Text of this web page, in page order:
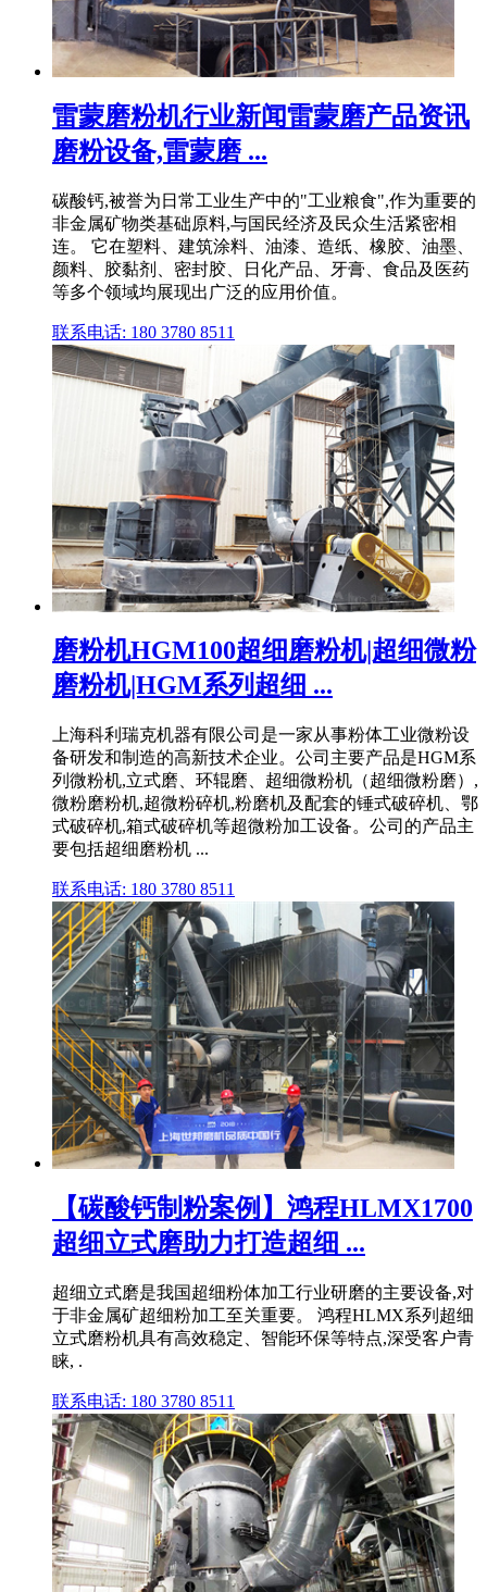
雷蒙磨粉机行业新闻雷蒙磨产品资讯
磨粉设备,雷蒙磨 ...
碳酸钙,被誉为日常工业生产中的"工业粮食",作为重要的
非金属矿物类基础原料,与国民经济及民众生活紧密相
连。 它在塑料、建筑涂料、油漆、造纸、橡胶、油墨、
颜料、胶黏剂、密封胶、日化产品、牙膏、食品及医药
等多个领域均展现出广泛的应用价值。
联系电话: 180 3780 8511
磨粉机HGM100超细磨粉机|超细微粉
磨粉机|HGM系列超细 ...
上海科利瑞克机器有限公司是一家从事粉体工业微粉设
备研发和制造的高新技术企业。公司主要产品是HGM系
列微粉机,立式磨、环辊磨、超细微粉机（超细微粉磨）,
微粉磨粉机,超微粉碎机,粉磨机及配套的锤式破碎机、鄂
式破碎机,箱式破碎机等超微粉加工设备。公司的产品主
要包括超细磨粉机 ...
联系电话: 180 3780 8511
【碳酸钙制粉案例】鸿程HLMX1700
超细立式磨助力打造超细 ...
超细立式磨是我国超细粉体加工行业研磨的主要设备,对
于非金属矿超细粉加工至关重要。 鸿程HLMX系列超细
立式磨粉机具有高效稳定、智能环保等特点,深受客户青
睐, .
联系电话: 180 3780 8511